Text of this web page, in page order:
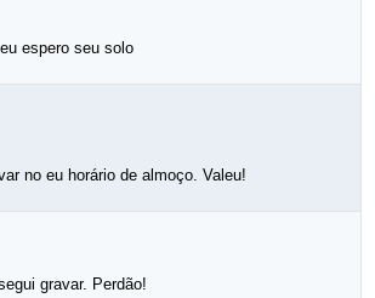
espero seu solo
no eu horário de almoço. Valeu!
gravar. Perdão!